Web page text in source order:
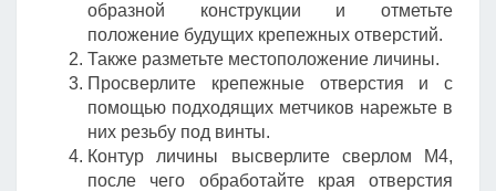
образной конструкции и отметьте
положение будущих крепежных отверстий.
Также разметьте местоположение личины.
Просверлите крепежные отверстия и с
помощью подходящих метчиков нарежьте в
них резьбу под винты.
Контур личины высверлите сверлом М4,
после чего обработайте края отверстия